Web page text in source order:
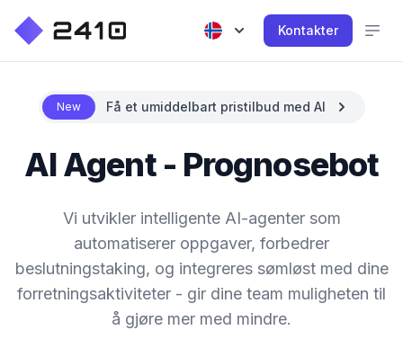
Kontakter
New Få et umiddelbart pristilbud med AI
AI Agent - Prognosebot
Vi utvikler intelligente AI-agenter som
automatiserer oppgaver, forbedrer
beslutningstaking, og integreres sømløst med dine
forretningsaktiviteter - gir dine team muligheten til
å gjøre mer med mindre.